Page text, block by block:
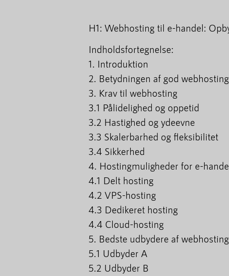
H1: Webhosting til e-handel:
Indholdsfortegnelse:
1. Introduktion
2. Betydningen af god
3. Krav til webhosting
3.1 Pålidelighed og oppetid
3.2 Hastighed og ydeevne
3.3 Skalerbarhed og fleksibilitet
3.4 Sikkerhed
4. Hostingmuligheder for e-
4.1 Delt hosting
4.2 VPS-hosting
4.3 Dedikeret hosting
4.4 Cloud-hosting
5. Bedste udbydere af
5.1 Udbyder A
5.2 Udbyder B